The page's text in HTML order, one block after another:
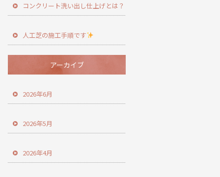
コンクリート洗い出し仕上げとは？
人工芝の施工手順です
アーカイブ
2026年6月
2026年5月
2026年4月